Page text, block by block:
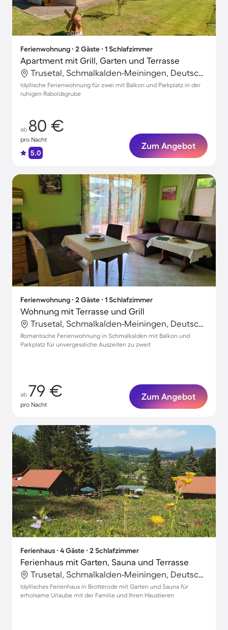
Ferienwohnung ∙ 2 Gäste ∙ 1 Schlafzimmer
Apartment mit Grill, Garten und Terrasse
Trusetal, Schmalkalden-Meiningen, Deutschland
Idyllische Ferienwohnung für zwei mit Balkon und Parkplatz in der
ruhigen Raboldsgrube
ab 80 €
pro Nacht
5.0
Zum Angebot
Ferienwohnung ∙ 2 Gäste ∙ 1 Schlafzimmer
Wohnung mit Terrasse und Grill
Trusetal, Schmalkalden-Meiningen, Deutschland
Romantische Ferienwohnung in Schmalkalden mit Balkon und
Parkplatz für unvergessliche Auszeiten zu zweit
ab 79 €
pro Nacht
Zum Angebot
Ferienhaus ∙ 4 Gäste ∙ 2 Schlafzimmer
Ferienhaus mit Garten, Sauna und Terrasse
Trusetal, Schmalkalden-Meiningen, Deutschland
Idyllisches Ferienhaus in Brotterode mit Garten und Sauna für
erholsame Urlaube mit der Familie und Ihren Haustieren